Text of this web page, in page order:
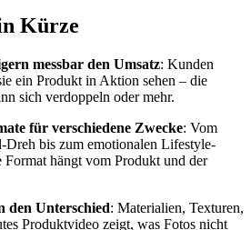
Kürze
messbar den Umsatz: Kunden
ein Produkt in Aktion sehen – die
sich verdoppeln oder mehr.
für verschiedene Zwecke: Vom
Dreh bis zum emotionalen Lifestyle-
Format hängt vom Produkt und der
den Unterschied: Materialien, Texturen,
Produktvideo zeigt, was Fotos nicht